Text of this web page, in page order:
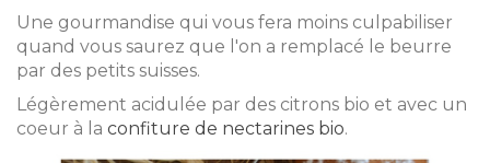
Une gourmandise qui vous fera moins culpabiliser
quand vous saurez que l'on a remplacé le beurre
par des petits suisses.
Légèrement acidulée par des citrons bio et avec un
coeur à la confiture de nectarines bio.